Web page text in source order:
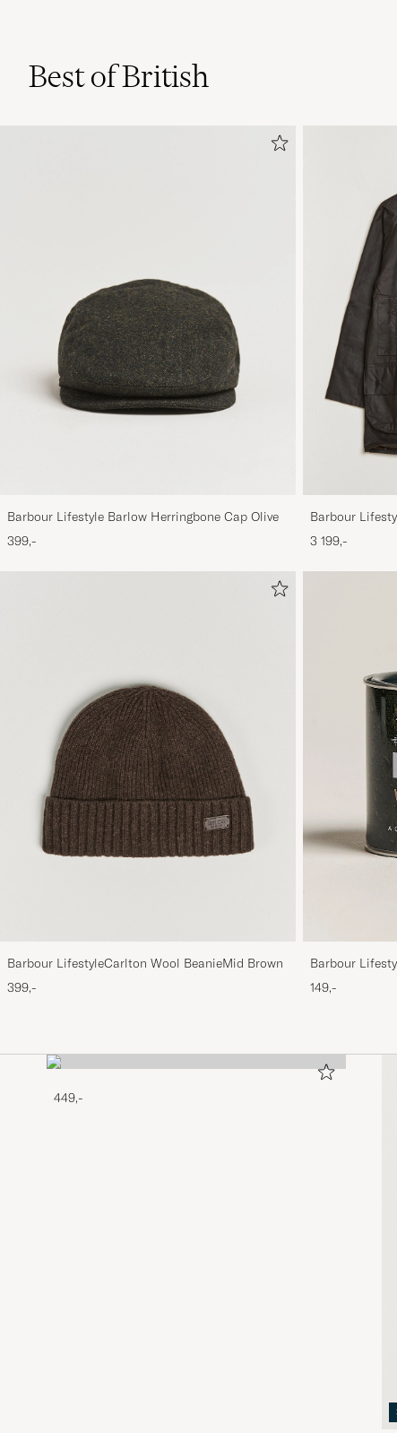
Best of British
Barbour Lifestyle Barlow Herringbone Cap Olive
399,-
Barbour
3 199,-
Barbour LifestyleCarlton Wool BeanieMid Brown
399,-
Barbour
149,-
449,-